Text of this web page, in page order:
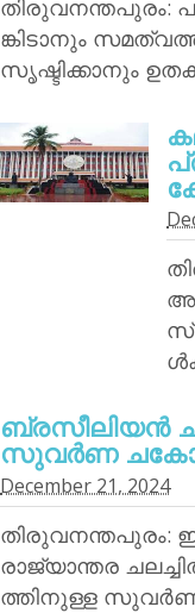
തിരുവനന്തപുരം:
ങ്കിടാനും
സൃഷ്ടിക്കാനും
ബ്രസീലിയന്‍
സുവര്‍ണ
December 21, 2024
തിരുവനന്തപുരം:
രാജ്യാന്തര
ത്തിനുള്ള